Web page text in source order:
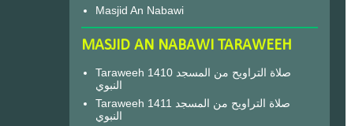
Masjid An Nabawi
MASJID AN NABAWI TARAWEEH
Taraweeh 1410 صلاة التراويح من المسجد
النبوي
Taraweeh 1411 صلاة التراويح من المسجد
النبوي